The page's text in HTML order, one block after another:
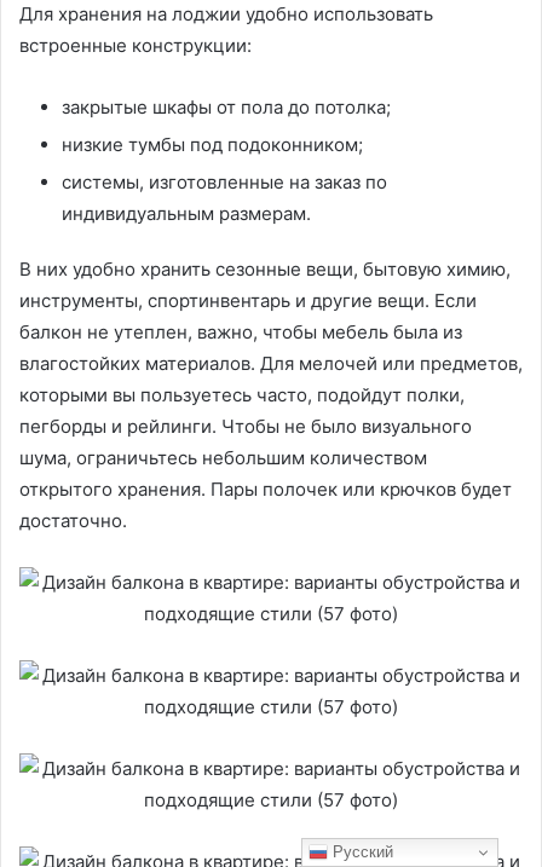
Для хранения на лоджии удобно использовать
встроенные конструкции:
закрытые шкафы от пола до потолка;
низкие тумбы под подоконником;
системы, изготовленные на заказ по
индивидуальным размерам.
В них удобно хранить сезонные вещи, бытовую химию,
инструменты, спортинвентарь и другие вещи. Если
балкон не утеплен, важно, чтобы мебель была из
влагостойких материалов. Для мелочей или предметов,
которыми вы пользуетесь часто, подойдут полки,
пегборды и рейлинги. Чтобы не было визуального
шума, ограничьтесь небольшим количеством
открытого хранения. Пары полочек или крючков будет
достаточно.
Русский